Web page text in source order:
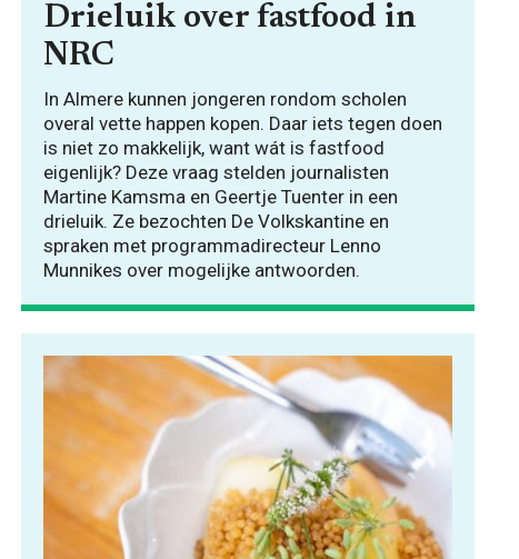
Drieluik over fastfood in
NRC
In Almere kunnen jongeren rondom scholen
overal vette happen kopen. Daar iets tegen doen
is niet zo makkelijk, want wát is fastfood
eigenlijk? Deze vraag stelden journalisten
Martine Kamsma en Geertje Tuenter in een
drieluik. Ze bezochten De Volkskantine en
spraken met programmadirecteur Lenno
Munnikes over mogelijke antwoorden.